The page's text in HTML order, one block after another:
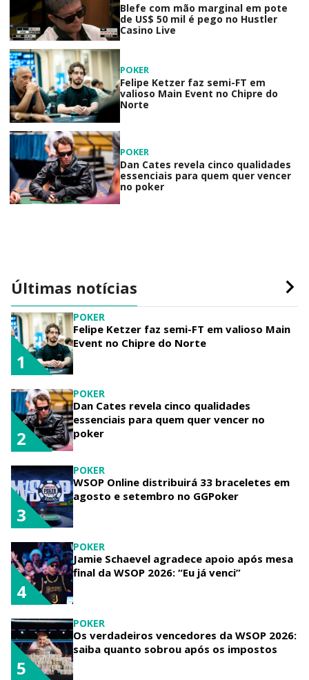
Blefe com mão marginal em pote
de US$ 50 mil é pego no Hustler
Casino Live
POKER
Felipe Ketzer faz semi-FT em
valioso Main Event no Chipre do
Norte
POKER
Dan Cates revela cinco qualidades
essenciais para quem quer vencer
no poker
Últimas notícias
POKER
Felipe Ketzer faz semi-FT em valioso Main
Event no Chipre do Norte
1
POKER
Dan Cates revela cinco qualidades
essenciais para quem quer vencer no
poker
2
POKER
WSOP Online distribuirá 33 braceletes em
agosto e setembro no GGPoker
3
POKER
Jamie Schaevel agradece apoio após mesa
final da WSOP 2026: “Eu já venci”
4
POKER
Os verdadeiros vencedores da WSOP 2026:
saiba quanto sobrou após os impostos
5